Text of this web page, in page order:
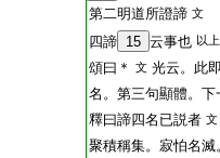
第二明道所證諦 文
四諦 15 云事也 以上
頌曰＊ 文 光云。此
名。第三句顯體。下
釋曰諦四名已説者 文
聚積稱集。寂怕名滅